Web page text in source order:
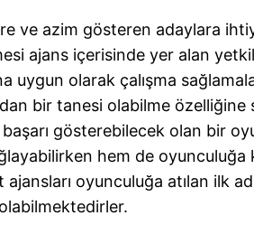
ve azim gösteren adaylara
ajans içerisinde yer alan
uygun olarak çalışma
bir tanesi olabilme
gösterebilecek olan bir
hem de oyunculuğa
oyunculuğa atılan ilk